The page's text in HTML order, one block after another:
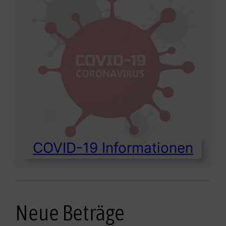
COVID-19 Informationen
Neue Beträge